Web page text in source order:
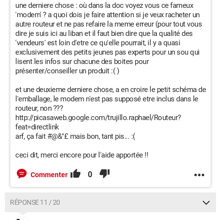
une derniere chose : où dans la doc voyez vous ce fameux
'modem' ? a quoi dois je faire attention si je veux racheter un
autre routeur et ne pas refaire la meme erreur (pour tout vous
dire je suis ici au liban et il faut bien dire que la qualité des
'vendeurs' est loin d'etre ce qu'elle pourrait, il y a quasi
exclusivement des petits jeunes pas experts pour un sou qui
lisent les infos sur chacune des boites pour
présenter/conseiller un produit :( )
et une deuxieme derniere chose, a en croire le petit schéma de
l'emballage, le modem n'est pas supposé etre inclus dans le
routeur, non ???
http://picasaweb.google.com/trujillo.raphael/Routeur?
feat=directlink
arf, ça fait #@&"£ mais bon, tant pis... :(
ceci dit, merci encore pour l'aide apportée !!
Commenter 0
RÉPONSE 11 / 20